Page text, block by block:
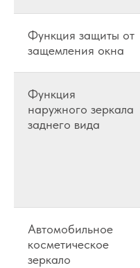
Функция защиты от
защемления окна
Функция
наружного зеркала
заднего вида
Автомобильное
косметическое
зеркало